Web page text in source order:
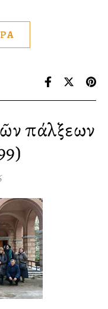
Ἐπάλξεων